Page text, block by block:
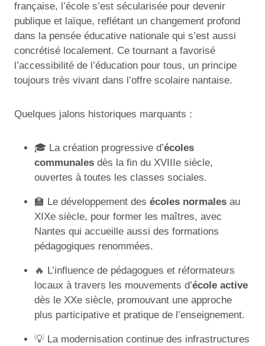
française, l’école s’est sécularisée pour devenir
publique et laïque, reflétant un changement profond
dans la pensée éducative nationale qui s’est aussi
concrétisé localement. Ce tournant a favorisé
l’accessibilité de l’éducation pour tous, un principe
toujours très vivant dans l’offre scolaire nantaise.
Quelques jalons historiques marquants :
🎓 La création progressive d’écoles
communales dès la fin du XVIIIe siècle,
ouvertes à toutes les classes sociales.
🏫 Le développement des écoles normales au
XIXe siècle, pour former les maîtres, avec
Nantes qui accueille aussi des formations
pédagogiques renommées.
🔥 L’influence de pédagogues et réformateurs
locaux à travers les mouvements d’école active
dès le XXe siècle, promouvant une approche
plus participative et pratique de l’enseignement.
💡 La modernisation continue des infrastructures